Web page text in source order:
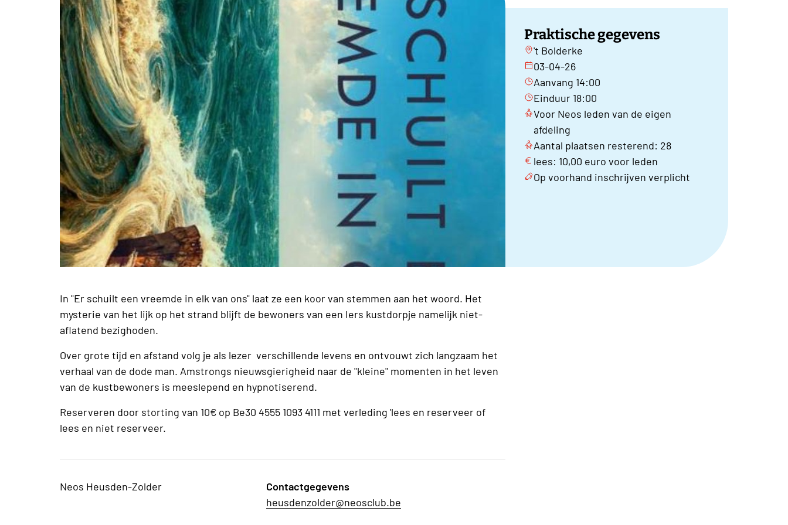
Praktische gegevens
't Bolderke
03-04-26
Aanvang 14:00
Einduur 18:00
Voor Neos leden van de eigen
afdeling
Aantal plaatsen resterend: 28
lees: 10,00 euro voor leden
Op voorhand inschrijven verplicht
In "Er schuilt een vreemde in elk van ons" laat ze een koor van stemmen aan het woord. Het
mysterie van het lijk op het strand blijft de bewoners van een Iers kustdorpje namelijk niet-
aflatend bezighoden.
Over grote tijd en afstand volg je als lezer verschillende levens en ontvouwt zich langzaam het
verhaal van de dode man. Amstrongs nieuwsgierigheid naar de "kleine" momenten in het leven
van de kustbewoners is meeslepend en hypnotiserend.
Reserveren door storting van 10€ op Be30 4555 1093 4111 met verleding 'lees en reserveer of
lees en niet reserveer.
Neos Heusden-Zolder
Contactgegevens
heusdenzolder@neosclub.be